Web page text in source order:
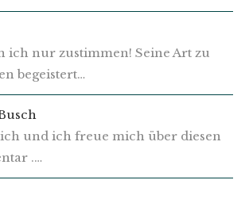
ich nur zustimmen! Seine Art zu
begeistert…
und ich freue mich über diesen
.…